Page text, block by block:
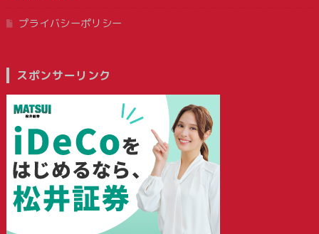
プライバシーポリシー
スポンサーリンク